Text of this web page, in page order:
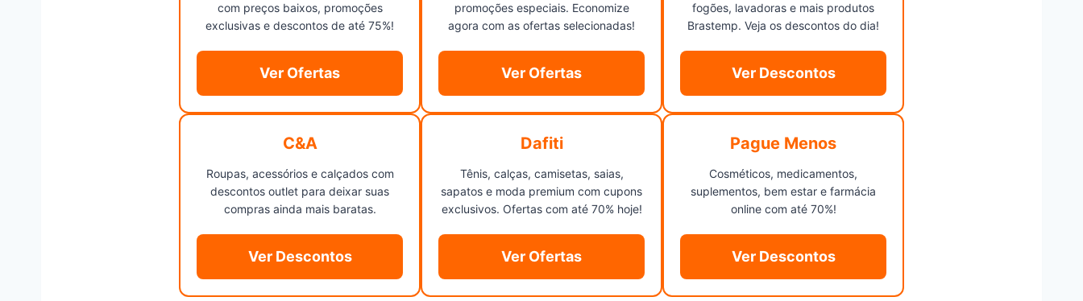
com preços baixos, promoções
exclusivas e descontos de até 75%!
Ver Ofertas
promoções especiais. Economize
agora com as ofertas selecionadas!
Ver Ofertas
fogões, lavadoras e mais produtos
Brastemp. Veja os descontos do dia!
Ver Descontos
C&A
Roupas, acessórios e calçados com
descontos outlet para deixar suas
compras ainda mais baratas.
Ver Descontos
Dafiti
Tênis, calças, camisetas, saias,
sapatos e moda premium com cupons
exclusivos. Ofertas com até 70% hoje!
Ver Ofertas
Pague Menos
Cosméticos, medicamentos,
suplementos, bem estar e farmácia
online com até 70%!
Ver Descontos